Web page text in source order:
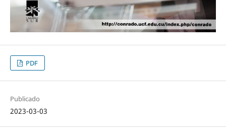
PDF
Publicado
2023-03-03